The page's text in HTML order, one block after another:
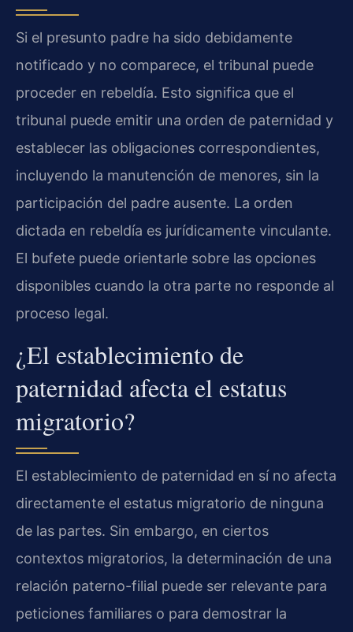
Si el presunto padre ha sido debidamente
notificado y no comparece, el tribunal puede
proceder en rebeldía. Esto significa que el
tribunal puede emitir una orden de paternidad y
establecer las obligaciones correspondientes,
incluyendo la manutención de menores, sin la
participación del padre ausente. La orden
dictada en rebeldía es jurídicamente vinculante.
El bufete puede orientarle sobre las opciones
disponibles cuando la otra parte no responde al
proceso legal.
¿El establecimiento de
paternidad afecta el estatus
migratorio?
El establecimiento de paternidad en sí no afecta
directamente el estatus migratorio de ninguna
de las partes. Sin embargo, en ciertos
contextos migratorios, la determinación de una
relación paterno-filial puede ser relevante para
peticiones familiares o para demostrar la